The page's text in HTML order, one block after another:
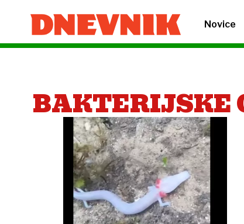
Novice
BAKTERIJSKE